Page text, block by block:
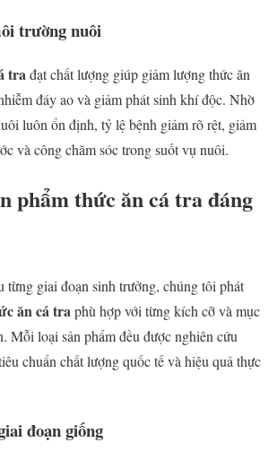
trường nuôi
trađạt chất lượng giúp giảm lượng thức ăn
đáy ao và giảm phát sinh khí độc. Nhờ
luôn ổn định, tỷ lệ bệnh giảm rõ rệt, giảm
và công chăm sóc trong suốt vụ nuôi.
phẩm thức ăn cá tra đáng
từng giai đoạn sinh trưởng, chúng tôi phát
ăn cá traphù hợp với từng kích cỡ và mục
Mỗi loại sản phẩm đều được nghiên cứu
chuẩn chất lượng quốc tế và hiệu quả thực
đoạn giống